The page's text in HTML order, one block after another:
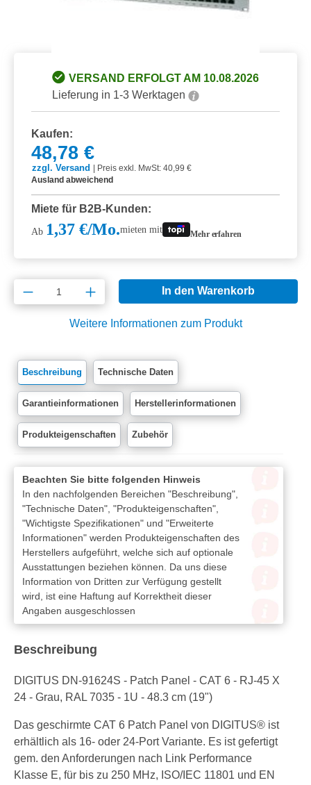
VERSAND ERFOLGT AM 10.08.2026
Lieferung in 1-3 Werktagen
Kaufen:
48,78 €
zzgl. Versand
Preis exkl. MwSt: 40,99 €
Ausland abweichend
Miete für B2B-Kunden:
Ab 1,37 €/Mo.mieten mit Mehr erfahren
Produkt Anzahl: Gib den gewünschten
In den Warenkorb
Weitere Informationen zum Produkt
Beschreibung Technische Daten
Garantieinformationen Herstellerinformationen
Produkteigenschaften Zubehör
Beachten Sie bitte folgenden Hinweis
In den nachfolgenden Bereichen "Beschreibung",
"Technische Daten", "Produkteigenschaften",
"Wichtigste Spezifikationen" und "Erweiterte
Informationen" werden Produkteigenschaften des
Herstellers aufgeführt, welche sich auf optionale
Ausstattungen beziehen können. Da uns diese
Information von Dritten zur Verfügung gestellt
wird, ist eine Haftung auf Korrektheit dieser
Angaben ausgeschlossen
Beschreibung
DIGITUS DN-91624S - Patch Panel - CAT 6 - RJ-45 X
24 - Grau, RAL 7035 - 1U - 48.3 cm (19")
Das geschirmte CAT 6 Patch Panel von DIGITUS® ist
erhältlich als 16- oder 24-Port Variante. Es ist gefertigt
gem. den Anforderungen nach Link Performance
Klasse E, für bis zu 250 MHz, ISO/IEC 11801 und EN